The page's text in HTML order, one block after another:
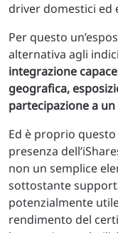
driver domestici ed
Per questo
alternativa agli
integrazione
geografica,
partecipazione a
Ed è proprio
presenza
non un semplice
sottostante
potenzialmente
rendimento del